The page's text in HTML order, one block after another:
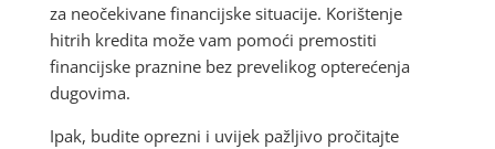
za neočekivane financijske situacije. Korištenje
hitrih kredita može vam pomoći premostiti
financijske praznine bez prevelikog opterećenja
dugovima.
Ipak, budite oprezni i uvijek pažljivo pročitajte